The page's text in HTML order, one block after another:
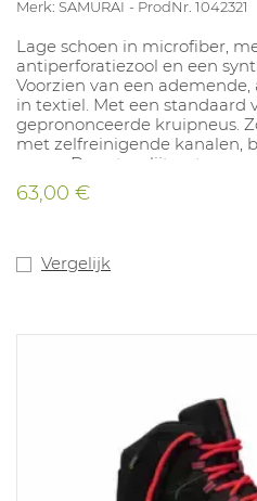
Merk: SAMURAI ProdNr. 1042321
Lage schoen in microfiber,
antiperforatiezool en een
Voorzien van een
in textiel. Met een standaard
geprononceerde kruipneus.
met zelfreinigende kanalen,
zuren. De extra slijtvaste
veilig stappen en afrollen
brede en diepe
te drijven en is ook voorzien
Uitneembare ergonomische
63,00 €
Vergelijk